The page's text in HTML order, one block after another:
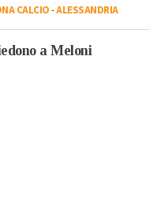
CALCIO-ALESSANDRIA
a Meloni